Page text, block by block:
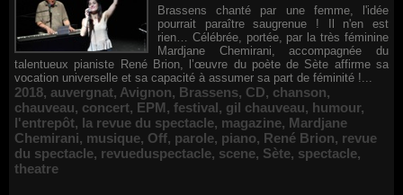
Brassens chanté par une femme, l'idée
pourrait paraître saugrenue ! Il n'en est
rien… Célébrée, portée, par la très féminine
Mardjane Chemirani, accompagnée du
talentueux pianiste René Brion, l’œuvre du poète de Sète affirme sa
vocation universelle et sa capacité à assumer sa part de féminité !...
2018, auvergnat, Avignon, Brassens, CD, chanson,
chauveau, concert, EPM, festival, gil chauveau, humour,
l'entrepôt, la revue du spectacle, magazine, Mardjane
Chemirani, musique, Off, parole, piano, René Brion, revue
du spectacle, revueduspectacle, scene, Sète, spectacle,
theatre